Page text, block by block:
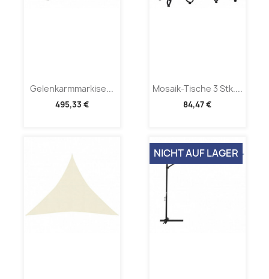
Gelenkarmmarkise...
495,33 €
Mosaik-Tische 3 Stk....
84,47 €
NICHT AUF LAGER